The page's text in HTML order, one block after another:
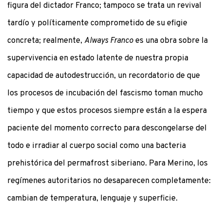
figura del dictador Franco; tampoco se trata un revival
tardío y políticamente comprometido de su efigie
concreta; realmente, Always Francoes una obra sobre la
supervivencia en estado latente de nuestra propia
capacidad de autodestrucción, un recordatorio de que
los procesos de incubación del fascismo toman mucho
tiempo y que estos procesos siempre están a la espera
paciente del momento correcto para descongelarse del
todo e irradiar al cuerpo social como una bacteria
prehistórica del permafrost siberiano. Para Merino, los
regímenes autoritarios no desaparecen completamente:
cambian de temperatura, lenguaje y superficie.